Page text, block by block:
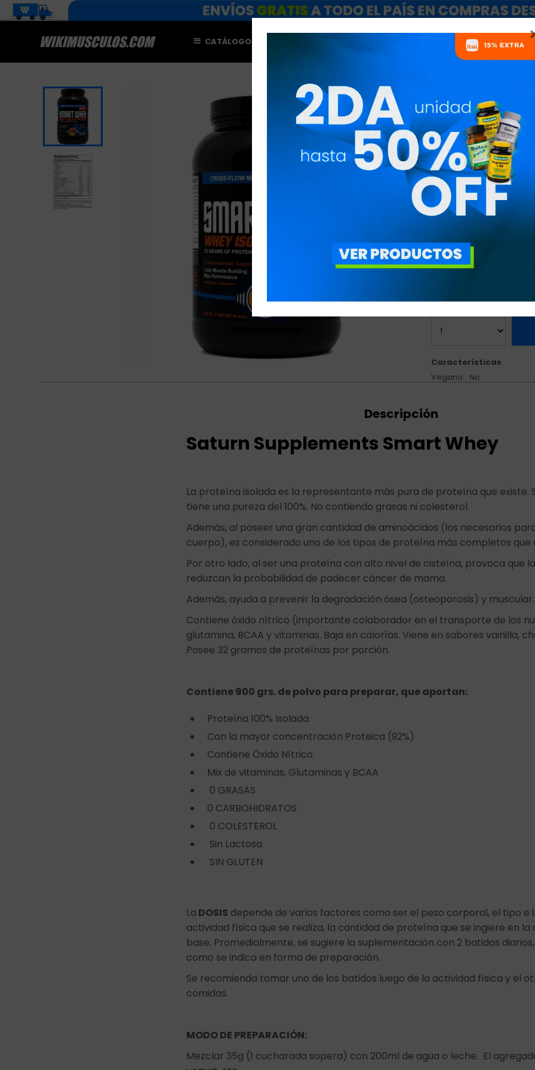
CATÁLOGO NUTRICIONISTAS
SATURN
ISOLADO 2LB
SAT42433
$6.590
$5.602
Variedades:
Características
Vegano
No
Descripción
Saturn Supplements Smart Whey
La proteína isolada es la representante más pura de proteína que existe.
tiene una pureza del 100%. No contiendo grasas ni colesterol.
Además, al poseer una gran cantidad de aminoácidos (los necesarios
cuerpo), es considerado uno de los tipos de proteína más completos que
Por otro lado, al ser una proteína con alto nivel de cisteína, provoca que
reduzcan la probabilidad de padecer cáncer de mama.
Además, ayuda a prevenir la degradación ósea (osteoporosis) y muscular.
Contiene óxido nítrico (importante colaborador en el transporte de los
glutamina, BCAA y vitaminas. Baja en calorías. Viene en sabores vainilla,
Posee 32 gramos de proteínas por porción.
Contiene 900 grs. de polvo para preparar, que aportan:
Proteína 100% Isolada
Con la mayor concentración Proteica (92%)
Contiene Óxido Nítrico
Mix de vitaminas, Glutaminas y BCAA
0 GRASAS
0 CARBOHIDRATOS
0 COLESTEROL
Sin Lactosa
SIN GLUTEN
La DOSIS depende de varios factores como ser el peso corporal, el tipo e
actividad física que se realiza, la cantidad de proteína que se ingiere en
base. Promedialmente, se sugiere la suplementación con 2 batidos
como se indica en forma de preparación.
Se recomienda tomar uno de los batidos luego de la actividad física y el
comidas.
MODO DE PREPARACIÓN:
Mezclar 35g (1 cucharada sopera) con 200ml de agua o leche. El